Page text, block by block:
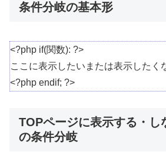
条件分岐の基本形
<?php if(関数): ?>
ここに表示したいまたは表示したく
<?php endif; ?>
TOPページに表示する・
の条件分岐